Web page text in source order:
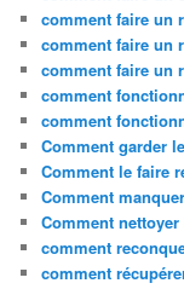
comment faire un
comment faire un
comment faire un
comment
comment
Comment garder
Comment le faire
Comment
Comment
comment
comment